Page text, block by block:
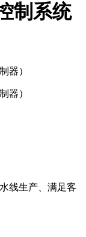
制系统
线生产、满足客